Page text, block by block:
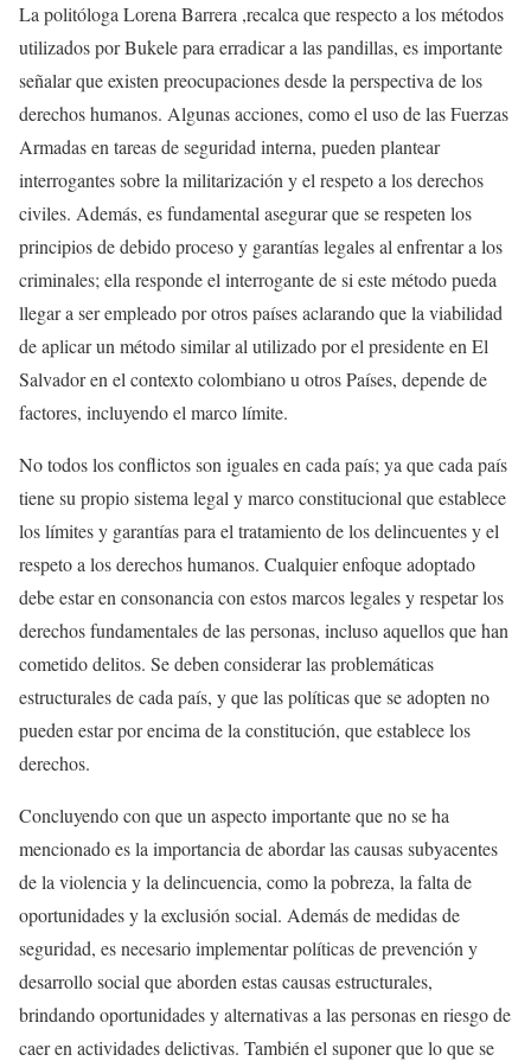
La politóloga Lorena Barrera ,recalca que respecto a los métodos
utilizados por Bukele para erradicar a las pandillas, es importante
señalar que existen preocupaciones desde la perspectiva de los
derechos humanos. Algunas acciones, como el uso de las Fuerzas
Armadas en tareas de seguridad interna, pueden plantear
interrogantes sobre la militarización y el respeto a los derechos
civiles. Además, es fundamental asegurar que se respeten los
principios de debido proceso y garantías legales al enfrentar a los
criminales; ella responde el interrogante de si este método pueda
llegar a ser empleado por otros países aclarando que la viabilidad
de aplicar un método similar al utilizado por el presidente en El
Salvador en el contexto colombiano u otros Países, depende de
factores, incluyendo el marco límite.
No todos los conflictos son iguales en cada país; ya que cada país
tiene su propio sistema legal y marco constitucional que establece
los límites y garantías para el tratamiento de los delincuentes y el
respeto a los derechos humanos. Cualquier enfoque adoptado
debe estar en consonancia con estos marcos legales y respetar los
derechos fundamentales de las personas, incluso aquellos que han
cometido delitos. Se deben considerar las problemáticas
estructurales de cada país, y que las políticas que se adopten no
pueden estar por encima de la constitución, que establece los
derechos.
Concluyendo con que un aspecto importante que no se ha
mencionado es la importancia de abordar las causas subyacentes
de la violencia y la delincuencia, como la pobreza, la falta de
oportunidades y la exclusión social. Además de medidas de
seguridad, es necesario implementar políticas de prevención y
desarrollo social que aborden estas causas estructurales,
brindando oportunidades y alternativas a las personas en riesgo de
caer en actividades delictivas. También el suponer que lo que se